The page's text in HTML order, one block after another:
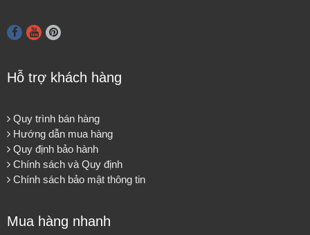
Hỗ trợ khách hàng
Quy trình bán hàng
Hướng dẫn mua hàng
Quy định bảo hành
Chính sách và Quy định
Chính sách bảo mật thông tin
Mua hàng nhanh